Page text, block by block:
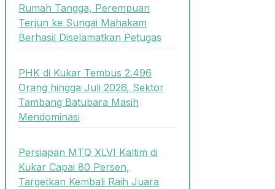
Rumah Tangga, Perempuan
Terjun ke Sungai Mahakam
Berhasil Diselamatkan Petugas
PHK di Kukar Tembus 2.496
Orang hingga Juli 2026, Sektor
Tambang Batubara Masih
Mendominasi
Persiapan MTQ XLVI Kaltim di
Kukar Capai 80 Persen,
Targetkan Kembali Raih Juara